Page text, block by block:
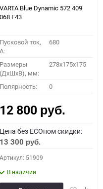
VARTA Blue Dynamic 572 409
068 E43
Пусковой ток,
A:
680
Размеры
(ДхШхВ), мм:
278x175x175
Полярность: 0
12 800 руб.
Цена без ECOном скидки:
13 300 руб.
Артикул: 51909
В наличии